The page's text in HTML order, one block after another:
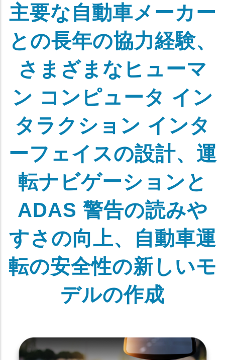
主要な自動車メーカー
との長年の協力経験、
さまざまなヒューマ
ン コンピュータ イン
タラクション インタ
ーフェイスの設計、運
転ナビゲーションと
ADAS 警告の読みや
すさの向上、自動車運
転の安全性の新しいモ
デルの作成